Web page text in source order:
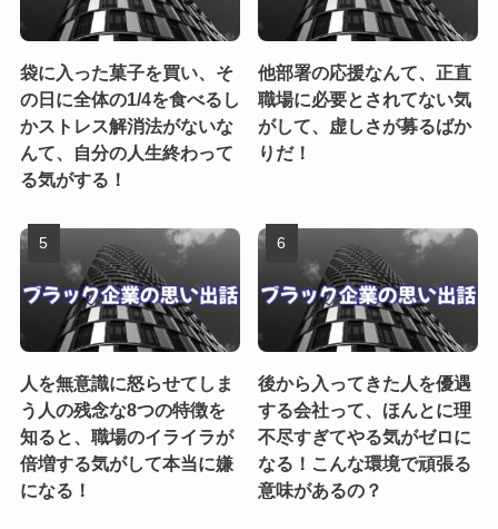
袋に入った菓子を買い、そ
の日に全体の1/4を食べるし
かストレス解消法がないな
んて、自分の人生終わって
る気がする！
他部署の応援なんて、正直
職場に必要とされてない気
がして、虚しさが募るばか
りだ！
人を無意識に怒らせてしま
う人の残念な8つの特徴を
知ると、職場のイライラが
倍増する気がして本当に嫌
になる！
後から入ってきた人を優遇
する会社って、ほんとに理
不尽すぎてやる気がゼロに
なる！こんな環境で頑張る
意味があるの？